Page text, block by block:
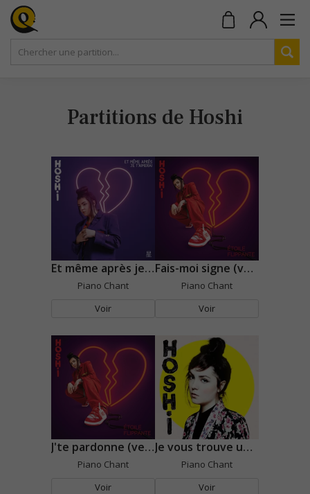
Partitions de Hoshi
Et même après je t'aimerai
Piano Chant
Voir
Fais-moi signe (version orchestrale)
Piano Chant
Voir
J'te pardonne (version orchestrale)
Piano Chant
Voir
Je vous trouve un charme fou
Piano Chant
Voir